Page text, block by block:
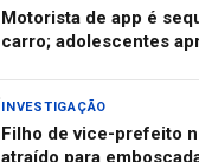
Motorista de app é
carro; adolescentes
INVESTIGAÇÃO
Filho de vice-prefeito
atraído para